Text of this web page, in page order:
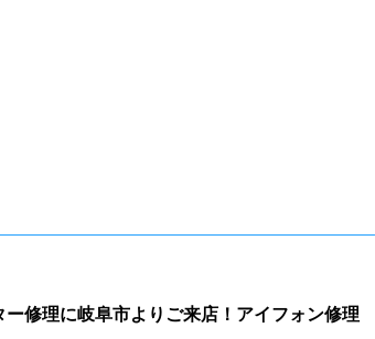
修理に岐阜市よりご来店！アイフォン修理